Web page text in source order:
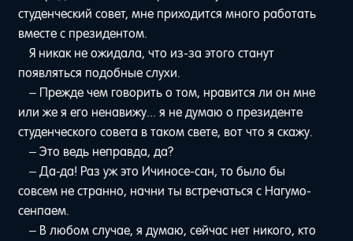
студенческий совет, мне приходится много работать
вместе с президентом.
Я никак не ожидала, что из-за этого станут
появляться подобные слухи.
– Прежде чем говорить о том, нравится ли он мне
или же я его ненавижу... я не думаю о президенте
студенческого совета в таком свете, вот что я скажу.
– Это ведь неправда, да?
– Да-да! Раз уж это Ичиносе-сан, то было бы
совсем не странно, начни ты встречаться с Нагумо-
сенпаем.
– В любом случае, я думаю, сейчас нет никого, кто